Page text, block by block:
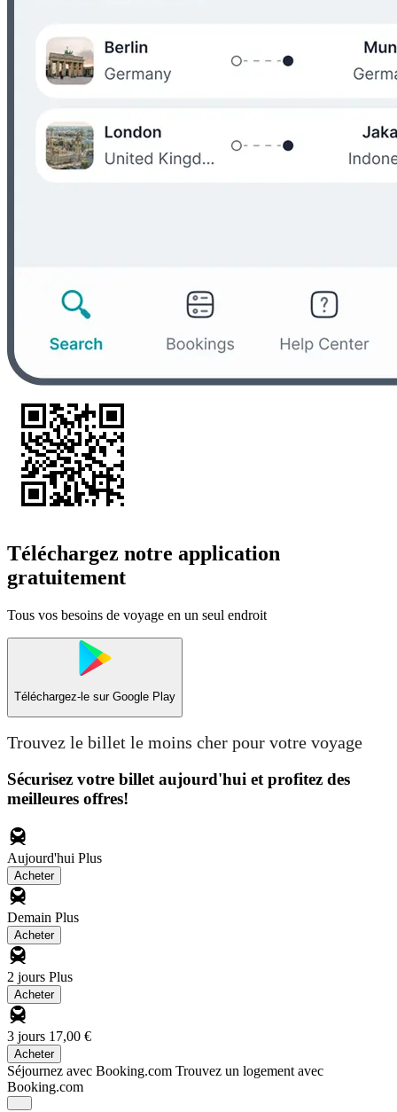
Téléchargez notre application
gratuitement
Tous vos besoins de voyage en un seul endroit
Téléchargez-le sur Google Play
Trouvez le billet le moins cher pour votre voyage
Sécurisez votre billet aujourd'hui et profitez des
meilleures offres!
Aujourd'hui Plus
Acheter
Demain Plus
Acheter
2 jours Plus
Acheter
3 jours 17,00 €
Acheter
Séjournez avec Booking.com Trouvez un logement avec
Booking.com